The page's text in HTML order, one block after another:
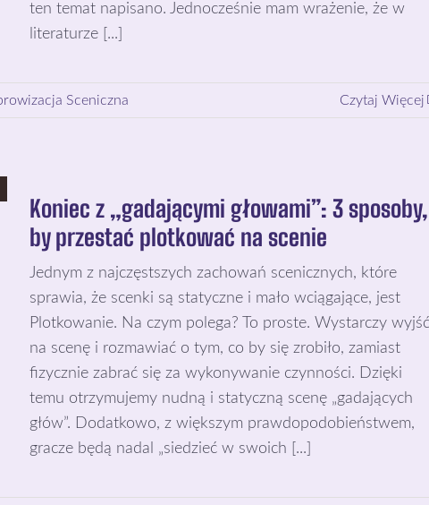
ten temat napisano. Jednocześnie mam wrażenie, że w
literaturze [...]
Sceniczna Czytaj Więcej
Koniec z „gadającymi głowami”: 3 sposoby,
by przestać plotkować na scenie
Jednym z najczęstszych zachowań scenicznych, które
sprawia, że scenki są statyczne i mało wciągające, jest
Plotkowanie. Na czym polega? To proste. Wystarczy wyjść
na scenę i rozmawiać o tym, co by się zrobiło, zamiast
fizycznie zabrać się za wykonywanie czynności. Dzięki
temu otrzymujemy nudną i statyczną scenę „gadających
głów”. Dodatkowo, z większym prawdopodobieństwem,
gracze będą nadal „siedzieć w swoich [...]